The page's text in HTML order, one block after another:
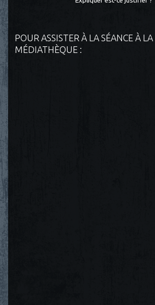
POUR ASSISTER À LA SÉANCE À LA
MÉDIATHÈQUE :